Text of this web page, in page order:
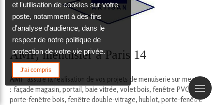
AMF, menuisier à Paris 14
AMFassure la réalisation de vos projets de menuiserie sur mesure
: façade magasin, portail, baie vitrée, volet bois, fenêtre PVC,
porte-fenêtre bois, fenêtre double-vitrage, hublot, porte-fenêtre
et l'utilisation de cookies sur votre
poste, notamment à des fins
d'analyse d'audience, dans le
respect de notre politique de
protection de votre vie privée.
J'ai compris